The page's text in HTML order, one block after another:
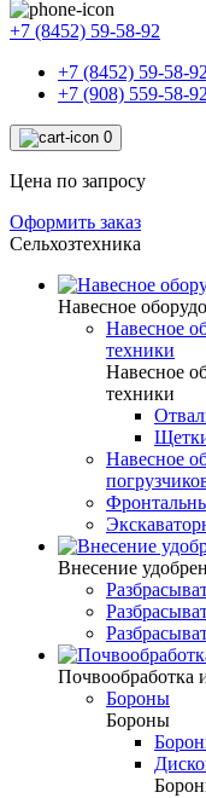
+7 (8452) 59-58-92
+7 (8452) 59-58-92
+7 (908) 559-58-92
0
Цена по запросу
Оформить заказ
Сельхозтехника
Навесное
Навесное
техники
Навесное
техники
Навесное
Внесение
Почвообработка
Бороны
Бороны